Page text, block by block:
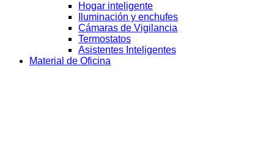
Hogar inteligente
Iluminación y enchufes
Cámaras de Vigilancia
Termostatos
Asistentes Inteligentes
Material de Oficina